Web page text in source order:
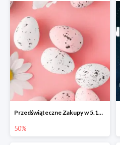
Przedświąteczne Zakupy w 5.10.15 do -50%
50%